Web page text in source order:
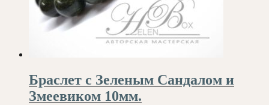
Браслет с Зеленым Сандалом и
Змеевиком 10мм.